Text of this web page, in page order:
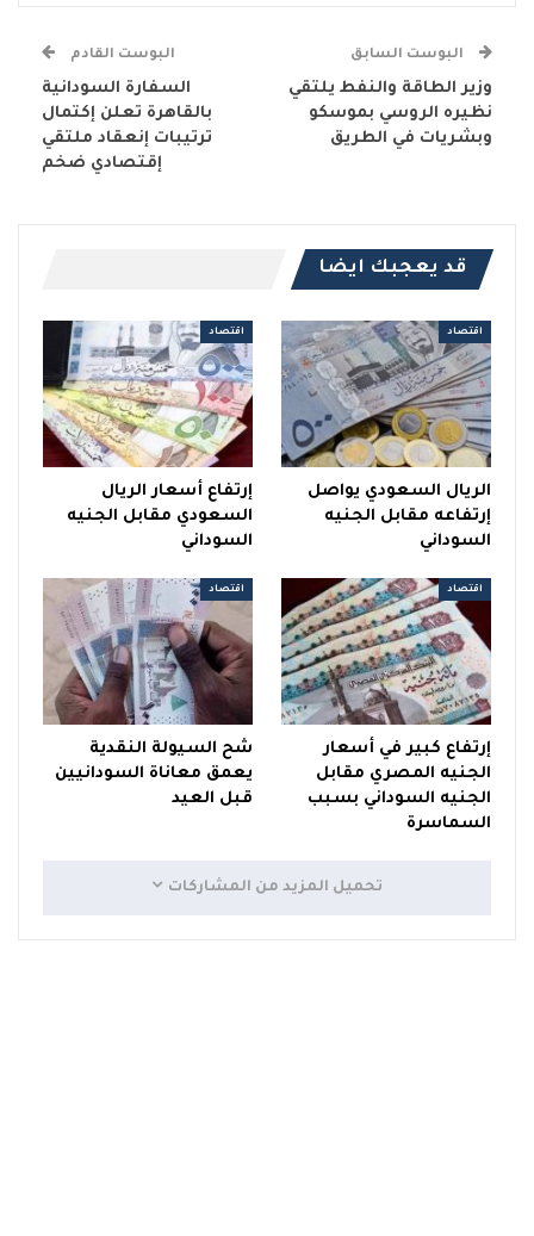
البوست السابق
وزير الطاقة والنفط يلتقي
نظيره الروسي بموسكو
وبشريات في الطريق
البوست القادم
السفارة السودانية
بالقاهرة تعلن إكتمال
ترتيبات إنعقاد ملتقي
إقتصادي ضخم
قد يعجبك ايضا
اقتصاد
الريال السعودي يواصل
إرتفاعه مقابل الجنيه
السوداني
اقتصاد
إرتفاع أسعار الريال
السعودي مقابل الجنيه
السوداني
اقتصاد
إرتفاع كبير في أسعار
الجنيه المصري مقابل
الجنيه السوداني بسبب
السماسرة
اقتصاد
شح السيولة النقدية
يعمق معاناة السودانيين
قبل العيد
تحميل المزيد من المشاركات